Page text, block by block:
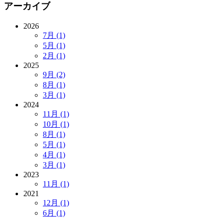
アーカイブ
2026
7月 (1)
5月 (1)
2月 (1)
2025
9月 (2)
8月 (1)
3月 (1)
2024
11月 (1)
10月 (1)
8月 (1)
5月 (1)
4月 (1)
3月 (1)
2023
11月 (1)
2021
12月 (1)
6月 (1)